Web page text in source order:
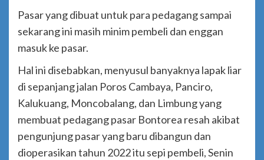
Pasar yang dibuat untuk para pedagang sampai
sekarang ini masih minim pembeli dan enggan
masuk ke pasar.
Hal ini disebabkan, menyusul banyaknya lapak liar
di sepanjang jalan Poros Cambaya, Panciro,
Kalukuang, Moncobalang, dan Limbung yang
membuat pedagang pasar Bontorea resah akibat
pengunjung pasar yang baru dibangun dan
dioperasikan tahun 2022 itu sepi pembeli, Senin